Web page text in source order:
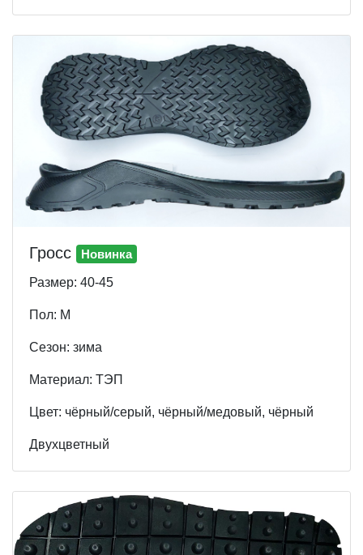
Гросс Новинка
Размер: 40-45
Пол: М
Cезон: зима
Материал: ТЭП
Цвет: чёрный/серый, чёрный/медовый, чёрный
Двухцветный